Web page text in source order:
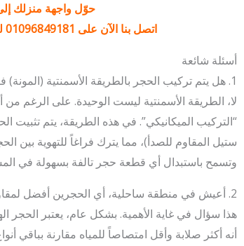
حوّل واجهة منزلك إلى
اتصل بنا الآن على 01096849181
أسئلة شائعة
1. هل يتم تركيب الحجر بالطريقة الأسمنتية (المونة) فقط؟ أم هناك طرق أخرى؟
لا، الطريقة الأسمنتية ليست الوحيدة. على الرغم من
“التركيب الميكانيكي”. في هذه الطريقة، يتم تثبيت
ستيل المقاوم للصدأ)، مما يترك فراغاً للتهوية بين
وتسمح باستبدال أي قطعة حجر تالفة بسهولة في
2. أعيش في منطقة ساحلية، أي الحجرين أفضل لمقاومة الرطوبة والملوحة؟
هذا سؤال في غاية الأهمية. بشكل عام، يعتبر الحجر
أنه أكثر صلابة وأقل امتصاصاً للمياه مقارنة بباقي